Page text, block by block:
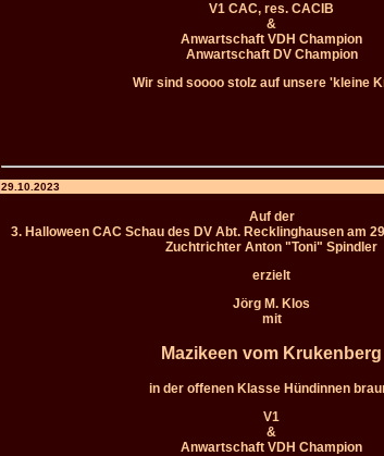
V1 CAC, res. CACIB
&
Anwartschaft VDH Champion
Anwartschaft DV Champion
Wir sind soooo stolz auf unsere 'kleine
29.10.2023
Auf der
3. Halloween CAC Schau des DV Abt. Recklinghausen am
Zuchtrichter Anton "Toni" Spindler
erzielt
Jörg M. Klos
mit
Mazikeen vom Krukenberg
in der offenen Klasse Hündinnen
V1
&
Anwartschaft VDH Champion